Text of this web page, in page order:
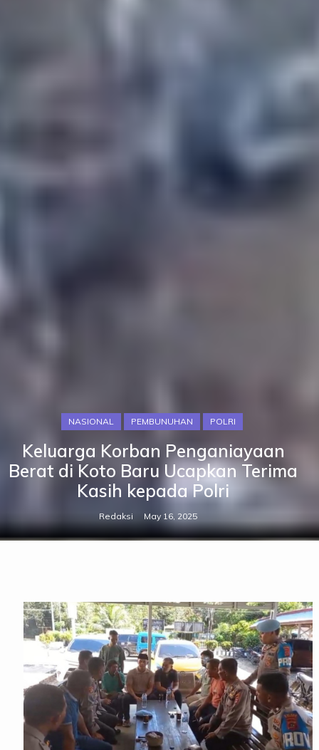
NASIONAL PEMBUNUHAN POLRI
Keluarga Korban Penganiayaan
Berat di Koto Baru Ucapkan Terima
Kasih kepada Polri
Redaksi May 16, 2025